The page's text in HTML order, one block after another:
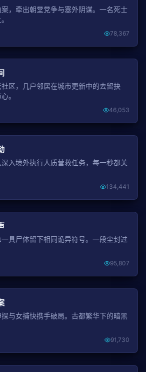
，牵出朝堂党争与塞外阴谋。一名死士
78,367
区，几户邻居在城市更新中的去留抉
。
46,053
入境外执行人质营救任务，每一秒都关
134,441
具尸体留下相同诡异符号。一段尘封过
95,807
与女捕快携手破局。古都繁华下的暗黑
91,730